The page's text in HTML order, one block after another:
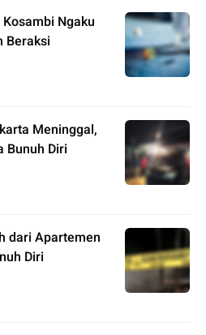
Ngaku
Beraksi
Meninggal,
Bunuh Diri
dari Apartemen
Diri